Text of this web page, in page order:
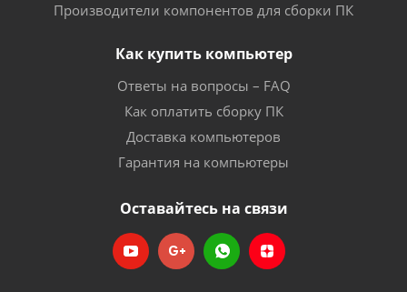
Производители компонентов для сборки ПК
Как купить компьютер
Ответы на вопросы – FAQ
Как оплатить сборку ПК
Доставка компьютеров
Гарантия на компьютеры
Оставайтесь на связи